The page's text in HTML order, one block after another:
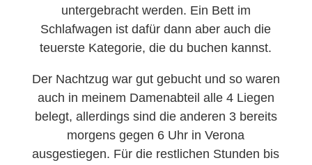
untergebracht werden. Ein Bett im
Schlafwagen ist dafür dann aber auch die
teuerste Kategorie, die du buchen kannst.
Der Nachtzug war gut gebucht und so waren
auch in meinem Damenabteil alle 4 Liegen
belegt, allerdings sind die anderen 3 bereits
morgens gegen 6 Uhr in Verona
ausgestiegen. Für die restlichen Stunden bis